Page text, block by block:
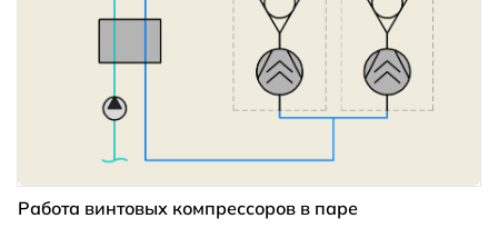
Работа винтовых компрессоров в паре